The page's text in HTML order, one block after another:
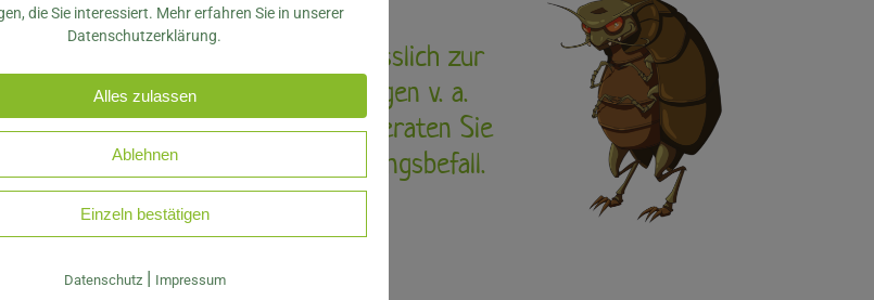
wir nicht nur schnell und verlässlich zur
bei der Bekämpfung von Schädlingen v. a.
Lösungen zu finden und beraten Sie
zur Vermeidung von Schädlingsbefall.
in und um München:
– effektiv – verlässlich.
die Sie interessiert. Mehr erfahren Sie in unserer
Datenschutzerklärung.
Alles zulassen
Ablehnen
Einzeln bestätigen
Datenschutz| Impressum